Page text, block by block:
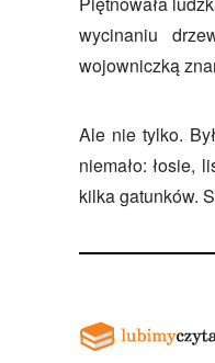
wycinaniu
wojowniczką
Ale nie tylko.
niemało: łosie,
kilka gatunków.